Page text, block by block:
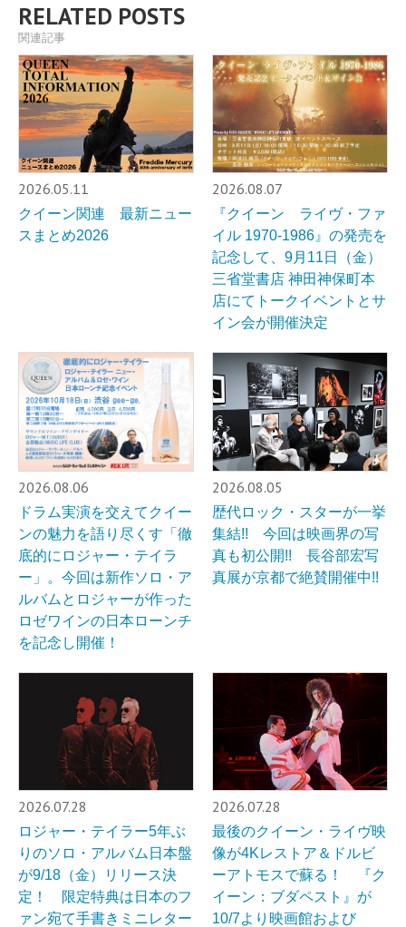
RELATED POSTS
関連記事
2026.05.11
クイーン関連 最新ニュー
スまとめ2026
2026.08.07
『クイーン ライヴ・ファ
イル 1970-1986』の発売を
記念して、9月11日（金）
三省堂書店 神田神保町本
店にてトークイベントとサ
イン会が開催決定
2026.08.06
ドラム実演を交えてクイー
ンの魅力を語り尽くす「徹
底的にロジャー・テイラ
ー」。今回は新作ソロ・ア
ルバムとロジャーが作った
ロゼワインの日本ローンチ
を記念し開催！
2026.08.05
歴代ロック・スターが一挙
集結!! 今回は映画界の写
真も初公開!! 長谷部宏写
真展が京都で絶賛開催中!!
2026.07.28
ロジャー・テイラー5年ぶ
りのソロ・アルバム日本盤
が9/18（金）リリース決
定！ 限定特典は日本のフ
ァン宛て手書きミニレター
2026.07.28
最後のクイーン・ライヴ映
像が4Kレストア＆ドルビ
ーアトモスで蘇る！ 『ク
イーン：ブダペスト』が
10/7より映画館および